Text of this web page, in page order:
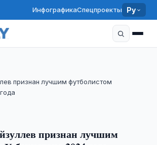
ИнфографикаСпецпроекты Ру
признан лучшим футболистом
признан лучшим